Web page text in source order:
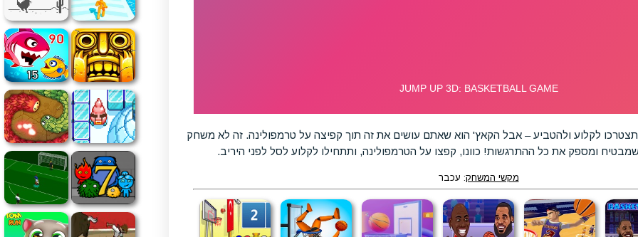
לקלוע ולהטביע – אבל הקאץ' הוא שאתם עושים את זה תוך קפיצה על טרמפולינה. זה לא משחק
ומספק את כל ההתרגשות! כוונו, קפצו על הטרמפולינה, ותתחילו לקלוע לסל לפני היריב.
מקשי המשחק: עכבר